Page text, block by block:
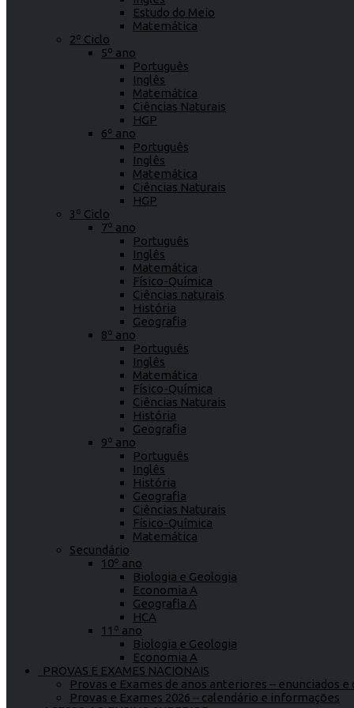
Estudo do Meio
Matemática
2º Ciclo
5º ano
Português
Inglês
Matemática
Ciências Naturais
HGP
6º ano
Português
Inglês
Matemática
Ciências Naturais
HGP
3º Ciclo
7º ano
Português
Inglês
Matemática
Físico-Química
Ciências naturais
História
Geografia
8º ano
Português
Inglês
Matemática
Físico-Química
Ciências Naturais
História
Geografia
9º ano
Português
Inglês
História
Geografia
Ciências Naturais
Físico-Química
Matemática
Secundário
10º ano
Biologia e Geologia
Economia A
Geografia A
HCA
11º ano
Biologia e Geologia
Economia A
PROVAS E EXAMES NACIONAIS
Provas e Exames de anos anteriores – enunciados
Provas e Exames 2026 – calendário e informações